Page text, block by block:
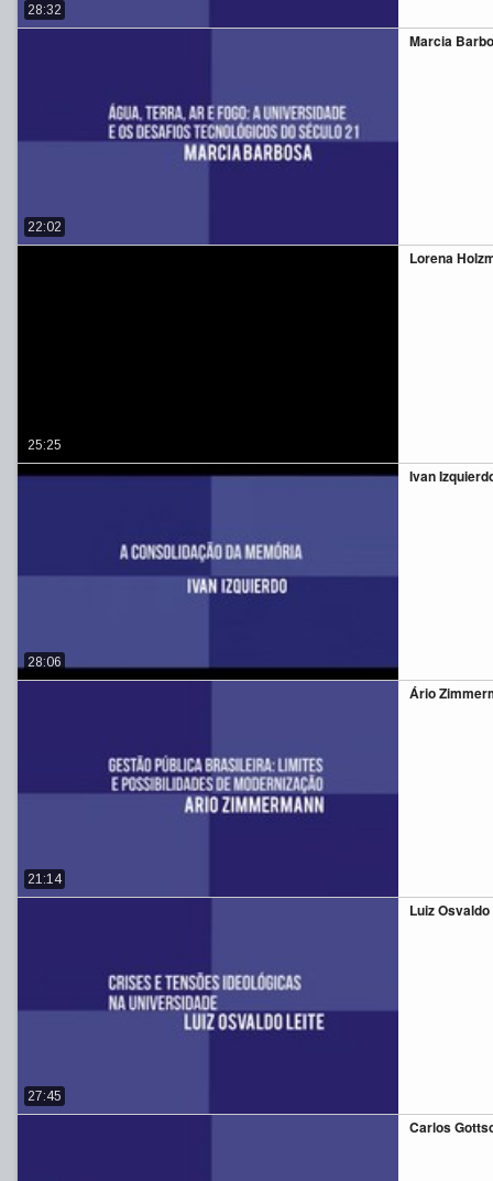
28:32
Marcia
22:02
Lorena
25:25
Ivan
28:06
Ário
21:14
Luiz
27:45
Carlos